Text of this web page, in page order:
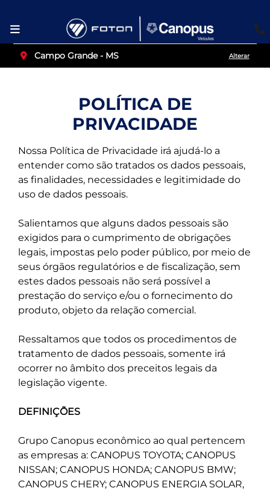
Campo Grande - MS Alterar
POLÍTICA DE
PRIVACIDADE
Nossa Política de Privacidade irá ajudá-lo a
entender como são tratados os dados pessoais,
as finalidades, necessidades e legitimidade do
uso de dados pessoais.
Salientamos que alguns dados pessoais são
exigidos para o cumprimento de obrigações
legais, impostas pelo poder público, por meio de
seus órgãos regulatórios e de fiscalização, sem
estes dados pessoais não será possível a
prestação do serviço e/ou o fornecimento do
produto, objeto da relação comercial.
Ressaltamos que todos os procedimentos de
tratamento de dados pessoais, somente irá
ocorrer no âmbito dos preceitos legais da
legislação vigente.
DEFINIÇÕES
Grupo Canopus econômico ao qual pertencem
as empresas a: CANOPUS TOYOTA; CANOPUS
NISSAN; CANOPUS HONDA; CANOPUS BMW;
CANOPUS CHERY; CANOPUS ENERGIA SOLAR,